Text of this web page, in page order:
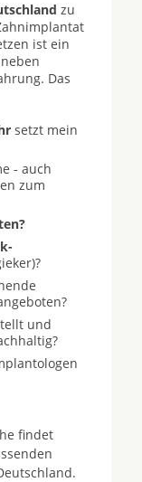
zu
ist ein
Das
setzt mein
- auch
zum
und
findet